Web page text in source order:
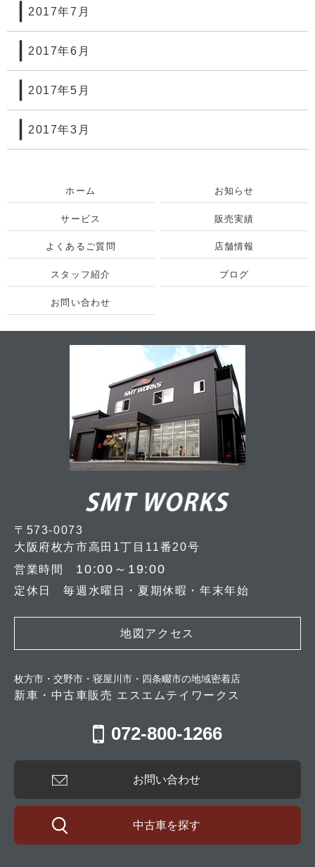
2017年7月
2017年6月
2017年5月
2017年3月
ホーム お知らせ
サービス 販売実績
よくあるご質問 店舗情報
スタッフ紹介 ブログ
お問い合わせ
〒573-0073
大阪府枚方市高田1丁目11番20号
営業時間 10:00～19:00
定休日 毎週水曜日・夏期休暇・年末年始
地図アクセス
枚方市・交野市・寝屋川市・四条畷市の地域密着店
新車・中古車販売 エスエムテイワークス
072-800-1266
お問い合わせ
中古車を探す